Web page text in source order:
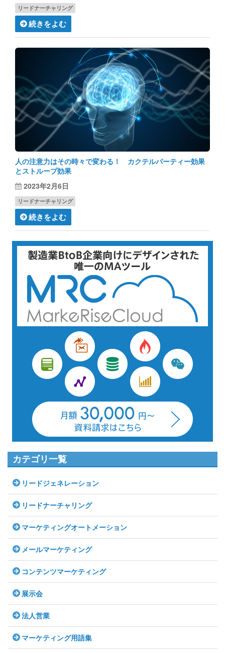
リードナーチャリング
続きをよむ
人の注意力はその時々で変わる！ カクテルパーティー効果
とストループ効果
2023年2月6日
リードナーチャリング
続きをよむ
カテゴリ一覧
リードジェネレーション
リードナーチャリング
マーケティングオートメーション
メールマーケティング
コンテンツマーケティング
展示会
法人営業
マーケティング用語集